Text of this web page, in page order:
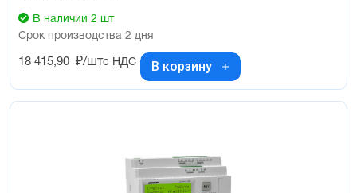
В наличии 2 шт
Срок производства 2 дня
18 415,90 ₽/штс НДС В корзину